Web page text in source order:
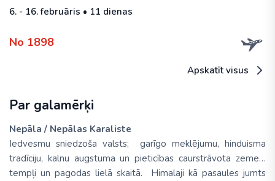
6. - 16. februāris • 11 dienas
No 1898
Apskatīt visus
Par galamērķi
Nepāla / Nepālas Karaliste
Iedvesmu sniedzoša valsts; garīgo meklējumu, hinduisma
tradīciju, kalnu augstuma un pieticības caurstrāvota zeme…
tempļi un pagodas lielā skaitā. Himalaji kā pasaules jumts